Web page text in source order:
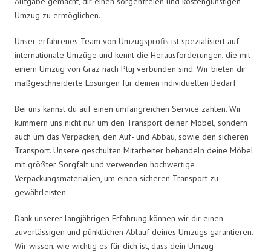
Umzug zu ermöglichen.
Unser erfahrenes Team von Umzugsprofis ist spezialisiert auf
internationale Umzüge und kennt die Herausforderungen, die mit
einem Umzug von Graz nach Ptuj verbunden sind. Wir bieten dir
maßgeschneiderte Lösungen für deinen individuellen Bedarf.
Bei uns kannst du auf einen umfangreichen Service zählen. Wir
kümmern uns nicht nur um den Transport deiner Möbel, sondern
auch um das Verpacken, den Auf- und Abbau, sowie den sicheren
Transport. Unsere geschulten Mitarbeiter behandeln deine Möbel
mit größter Sorgfalt und verwenden hochwertige
Verpackungsmaterialien, um einen sicheren Transport zu
gewährleisten.
Dank unserer langjährigen Erfahrung können wir dir einen
zuverlässigen und pünktlichen Ablauf deines Umzugs garantieren.
Wir wissen, wie wichtig es für dich ist, dass dein Umzug